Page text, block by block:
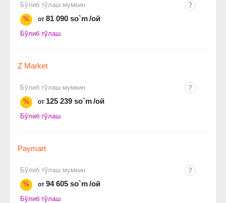
Бўлиб тўлаш мумкин
%
от 81 090 so`m/ой
Бўлиб тўлаш
Z Market
Бўлиб тўлаш мумкин
%
от 125 239 so`m/ой
Бўлиб тўлаш
Paymart
Бўлиб тўлаш мумкин
%
от 94 605 so`m/ой
Бўлиб тўлаш